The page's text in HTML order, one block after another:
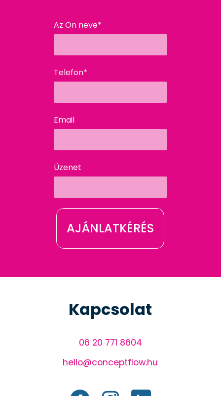
Az Ön neve*
Telefon*
Email
Üzenet
AJÁNLATKÉRÉS
Kapcsolat
06 20 771 8604
hello@conceptflow.hu